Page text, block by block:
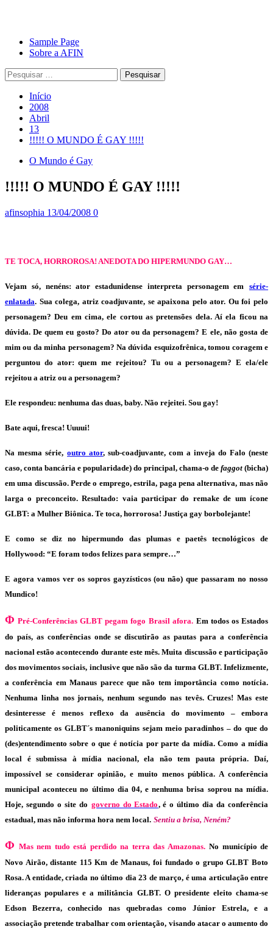
Avançar
para
conteúdo
Primary
Menu
Sample Page
Sobre a AFIN
Pesquisar
por:
Início
2008
Abril
13
!!!!! O MUNDO É GAY !!!!!
O Mundo é Gay
!!!!! O MUNDO É GAY !!!!!
afinsophia 13/04/2008 0
TE TOCA, HORROROSA! ANEDOTA DO HIPERMUNDO GAY…
Vejam só, nenéns: ator estadunidense interpreta personagem em
série-
enlatada. Sua colega, atriz coadjuvante, se apaixona pelo ator. Ou foi pelo
personagem? Deu em cima, ele cortou as pretensões dela. Aí ela ficou na
dúvida. De quem eu gosto? Do ator ou da personagem? E ele, não gosta de
mim ou da minha personagem? Na dúvida esquizofrênica, tomou coragem e
perguntou do ator: quem me rejeitou? Tu ou a personagem? E ela/ele
rejeitou a atriz ou a personagem?
Ele respondeu: nenhuma das duas, baby. Não rejeitei. Sou gay!
Bate aqui, fresca! Uuuui!
Na mesma série, outro ator, sub-coadjuvante, com a inveja do Falo (neste
caso, conta bancária e popularidade) do principal, chama-o de faggot (bicha)
em uma discussão. Perde o emprego, estrila, paga pena alternativa, mas não
larga o preconceito. Resultado: vaia participar do remake de um ícone
GLBT: a Mulher Biônica. Te toca, horrorosa! Justiça gay borbolejante!
E como se diz no hipermundo das plumas e paetês tecnológicos de
Hollywood: “E foram todos felizes para sempre…”
E agora vamos ver os sopros gayzísticos (ou não) que passaram no nosso
Mundico!
Φ Pré-Conferências GLBT pegam fogo Brasil afora. Em todos os Estados
do país, as conferências onde se discutirão as pautas para a conferência
nacional estão acontecendo durante este mês. Muita discussão e participação
dos movimentos sociais, inclusive que não são da turma GLBT. Infelizmente,
a conferência em Manaus parece que não tem importância como notícia.
Nenhuma linha nos jornais, nenhum segundo nas tevês. Cruzes! Mas este
desinteresse é menos reflexo da ausência do movimento – embora
politicamente os GLBT´s manoniquins sejam meio paradinhos – do que do
(des)entendimento sobre o que é notícia por parte da mídia. Como a mídia
local é submissa à mídia nacional, ela não tem pauta própria. Daí,
impossível se considerar opinião, e muito menos pública. A conferência
municipal aconteceu no último dia 04, e nenhuma brisa soprou na mídia.
Hoje, segundo o site do governo do Estado, é o último dia da conferência
estadual, mas não informa hora nem local. Sentiu a brisa, Neném?
Φ Mas nem tudo está perdido na terra das Amazonas. No município de
Novo Airão, distante 115 Km de Manaus, foi fundado o grupo GLBT Boto
Rosa. A entidade, criada no último dia 23 de março, é uma articulação entre
lideranças populares e a militância GLBT. O presidente eleito chama-se
Edson Bezerra, conhecido nas quebradas como Júnior Estrela, e a
associação pretende trabalhar com orientação, visando atacar o aumento do